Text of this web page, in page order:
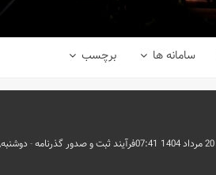
سامانه ها برچسب
فرآیند ثبت و صدور گذرنامه- دوشنبه, 21 مرداد 1404